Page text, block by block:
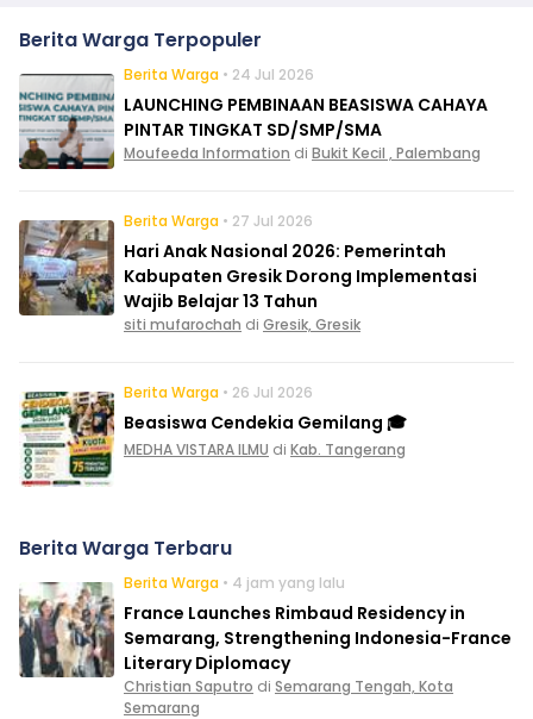
Berita Warga Terpopuler
Berita Warga • 24 Jul 2026
LAUNCHING PEMBINAAN BEASISWA CAHAYA
PINTAR TINGKAT SD/SMP/SMA
Moufeeda Information di Bukit Kecil , Palembang
Berita Warga • 27 Jul 2026
Hari Anak Nasional 2026: Pemerintah
Kabupaten Gresik Dorong Implementasi
Wajib Belajar 13 Tahun
siti mufarochah di Gresik, Gresik
Berita Warga • 26 Jul 2026
Beasiswa Cendekia Gemilang 🎓
MEDHA VISTARA ILMU di Kab. Tangerang
Berita Warga Terbaru
Berita Warga • 4 jam yang lalu
France Launches Rimbaud Residency in
Semarang, Strengthening Indonesia-France
Literary Diplomacy
Christian Saputro di Semarang Tengah, Kota
Semarang